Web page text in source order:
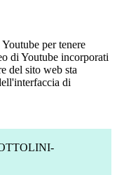
per tenere
di Youtube incorporati
del sito web sta
di